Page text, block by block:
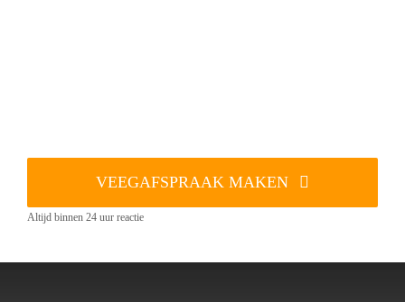
VEEGAFSPRAAK MAKEN
Altijd binnen 24 uur reactie